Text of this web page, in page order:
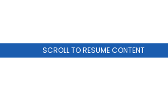
SCROLL TO RESUME CONTENT